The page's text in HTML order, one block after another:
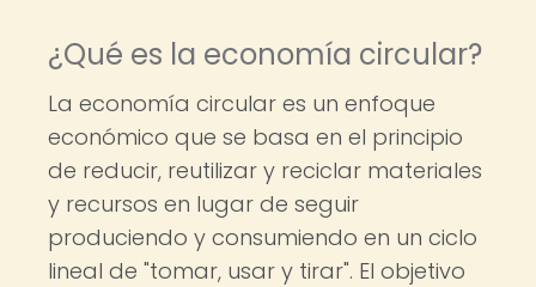
¿Qué es la economía circular?
La economía circular es un enfoque
económico que se basa en el principio
de reducir, reutilizar y reciclar materiales
y recursos en lugar de seguir
produciendo y consumiendo en un ciclo
lineal de "tomar, usar y tirar". El objetivo